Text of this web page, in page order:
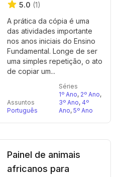
5.0 (1)
A prática da cópia é uma
das atividades importante
nos anos iniciais do Ensino
Fundamental. Longe de ser
uma simples repetição, o ato
de copiar um...
Assuntos
Português
Séries
1º Ano, 2º Ano,
3º Ano, 4º
Ano, 5º Ano
Painel de animais
africanos para